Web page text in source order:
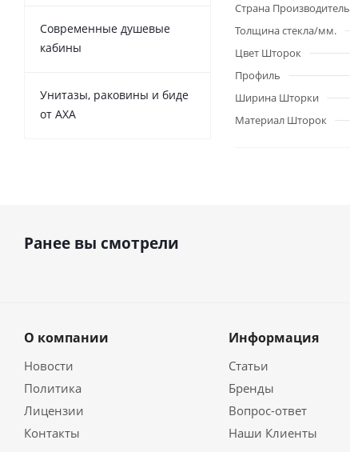
Страна Производитель
Толщина стекла/мм.
Цвет Шторок
Профиль
Ширина Шторки
Материал Шторок
Современные душевые
кабины
Унитазы, раковины и биде
от AXA
Ранее вы смотрели
О компании
Новости
Политика
Лицензии
Контакты
Информация
Статьи
Бренды
Вопрос-ответ
Наши Клиенты